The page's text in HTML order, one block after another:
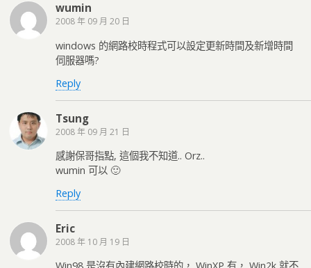
wumin
2008 年 09 月 20 日
windows 的網路校時程式可以設定更新時間及新增時間
伺服器嗎?
Reply
Tsung
2008 年 09 月 21 日
感謝保哥指點, 這個我不知道.. Orz..
wumin 可以 🙂
Reply
Eric
2008 年 10 月 19 日